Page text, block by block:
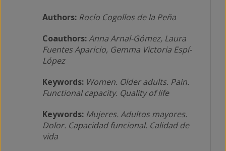
Authors: Rocío Cogollos de la Peña
Coauthors:Anna Arnal-Gómez, Laura
Fuentes Aparicio, Gemma Victoria Espí-
López
Keywords: Women. Older adults. Pain.
Functional capacity. Quality of life
Keywords: Mujeres. Adultos mayores.
Dolor. Capacidad funcional. Calidad de
vida